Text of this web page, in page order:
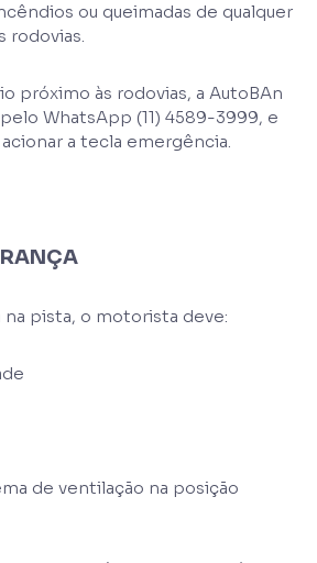
ou queimadas de qualquer
rodovias.
próximo às rodovias, a AutoBAn
WhatsApp (11) 4589-3999, e
a tecla emergência.
na pista, o motorista deve:
de ventilação na posição